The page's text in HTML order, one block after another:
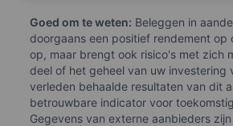
Goed om te weten: Beleggen in
doorgaans een positief rendement op
op, maar brengt ook risico's met zich
deel of het geheel van uw investering
verleden behaalde resultaten van dit
betrouwbare indicator voor
Gegevens van externe aanbieders